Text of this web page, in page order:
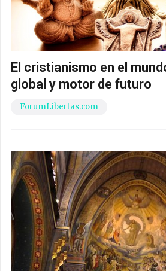
El cristianismo en el
global y motor de futuro
ForumLibertas.com